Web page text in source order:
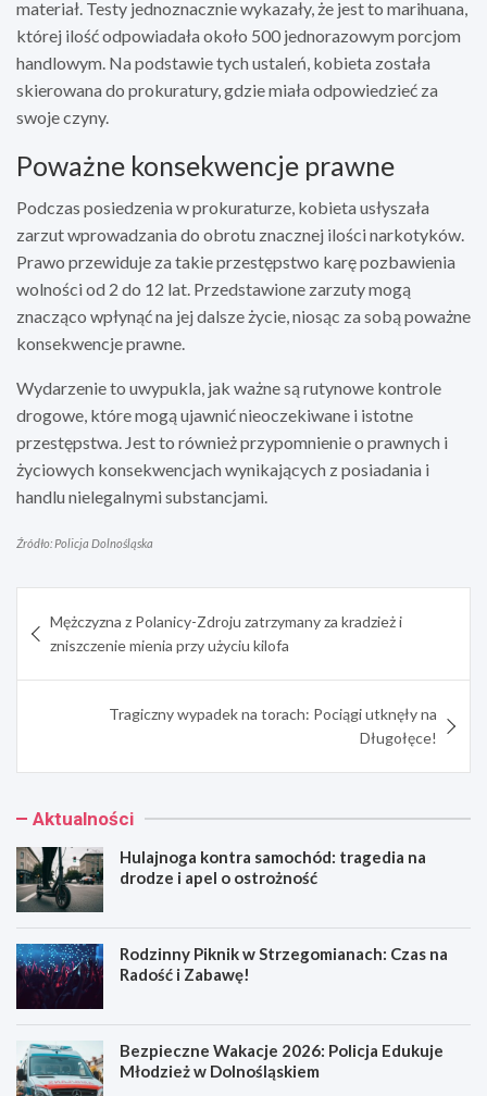
materiał. Testy jednoznacznie wykazały, że jest to marihuana,
której ilość odpowiadała około 500 jednorazowym porcjom
handlowym. Na podstawie tych ustaleń, kobieta została
skierowana do prokuratury, gdzie miała odpowiedzieć za
swoje czyny.
Poważne konsekwencje prawne
Podczas posiedzenia w prokuraturze, kobieta usłyszała
zarzut wprowadzania do obrotu znacznej ilości narkotyków.
Prawo przewiduje za takie przestępstwo karę pozbawienia
wolności od 2 do 12 lat. Przedstawione zarzuty mogą
znacząco wpłynąć na jej dalsze życie, niosąc za sobą poważne
konsekwencje prawne.
Wydarzenie to uwypukla, jak ważne są rutynowe kontrole
drogowe, które mogą ujawnić nieoczekiwane i istotne
przestępstwa. Jest to również przypomnienie o prawnych i
życiowych konsekwencjach wynikających z posiadania i
handlu nielegalnymi substancjami.
Źródło: Policja Dolnośląska
wpisu
Mężczyzna z Polanicy-Zdroju zatrzymany za kradzież i
zniszczenie mienia przy użyciu kilofa
Tragiczny wypadek na torach: Pociągi utknęły na
Długołęce!
Aktualności
Hulajnoga kontra samochód: tragedia na
drodze i apel o ostrożność
Rodzinny Piknik w Strzegomianach: Czas na
Radość i Zabawę!
Bezpieczne Wakacje 2026: Policja Edukuje
Młodzież w Dolnośląskiem